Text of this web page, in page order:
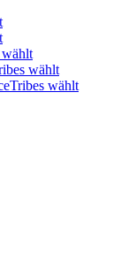
wählt
wählt
wählt